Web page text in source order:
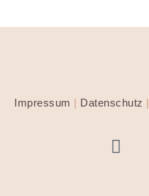
Impressum | Datenschutz |